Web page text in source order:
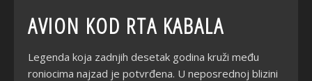
AVION KOD RTA KABALA
Legenda koja zadnjih desetak godina kruži među
roniocima najzad je potvrđena. U neposrednoj blizini